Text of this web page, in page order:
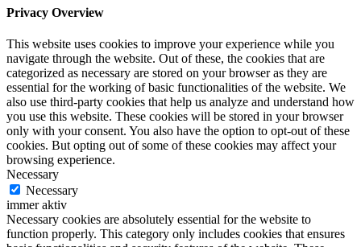
Privacy Overview
This website uses cookies to improve your experience while you
navigate through the website. Out of these, the cookies that are
categorized as necessary are stored on your browser as they are
essential for the working of basic functionalities of the website. We
also use third-party cookies that help us analyze and understand how
you use this website. These cookies will be stored in your browser
only with your consent. You also have the option to opt-out of these
cookies. But opting out of some of these cookies may affect your
browsing experience.
Necessary
Necessary
immer aktiv
Necessary cookies are absolutely essential for the website to
function properly. This category only includes cookies that ensures